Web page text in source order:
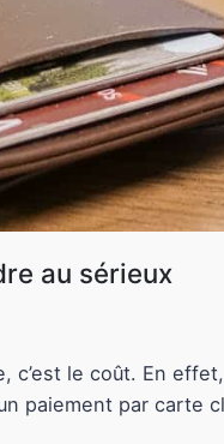
au sérieux
c’est le coût. En
paiement par carte